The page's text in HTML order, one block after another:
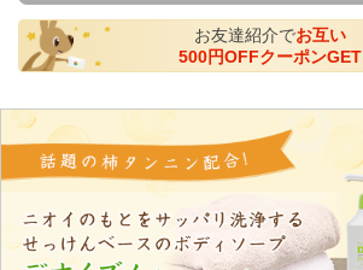
お友達紹介でお互い
500円OFFクーポンGET